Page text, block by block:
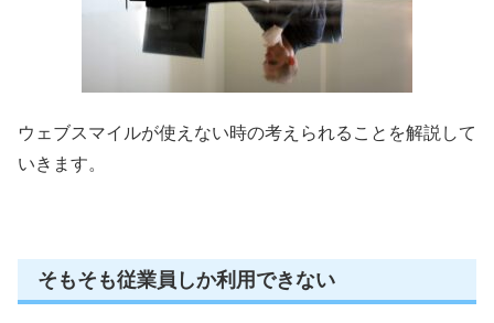
ウェブスマイルが使えない時の考えられることを解説して
いきます。
そもそも従業員しか利用できない